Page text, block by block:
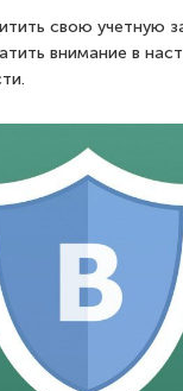
свою учетную
внимание в